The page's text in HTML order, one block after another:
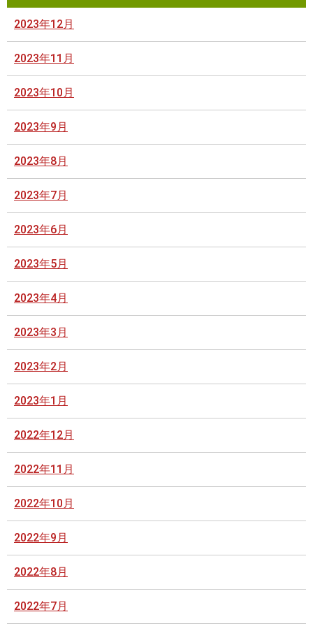
2023年12月
2023年11月
2023年10月
2023年9月
2023年8月
2023年7月
2023年6月
2023年5月
2023年4月
2023年3月
2023年2月
2023年1月
2022年12月
2022年11月
2022年10月
2022年9月
2022年8月
2022年7月